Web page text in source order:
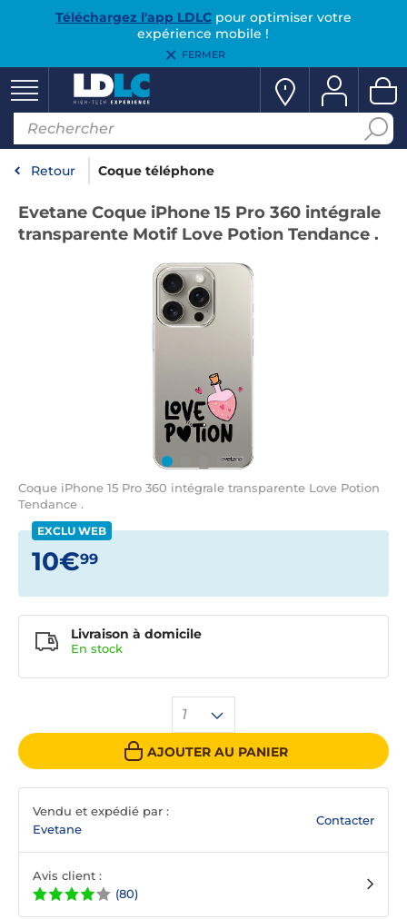
Téléchargez l'app LDLCpour optimiser votre
expérience mobile !
FERMER
Retour Coque téléphone
Evetane Coque iPhone 15 Pro 360 intégrale
transparente Motif Love Potion Tendance .
Coque iPhone 15 Pro 360 intégrale transparente Love Potion
Tendance .
EXCLU WEB
10€99
1
AJOUTER AU PANIER
Livraison à domicile
En stock
Vendu et expédié par :
Evetane
Contacter
Avis client :
(80)